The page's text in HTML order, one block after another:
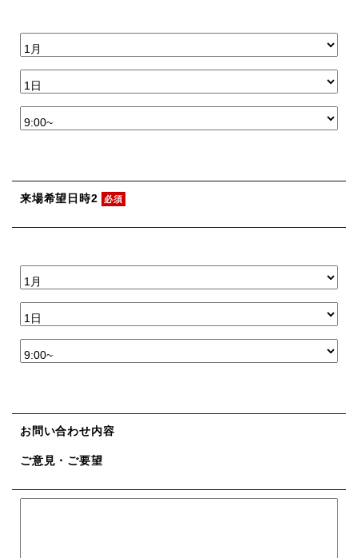
来場希望日時2 必須
お問い合わせ内容
ご意見・ご要望